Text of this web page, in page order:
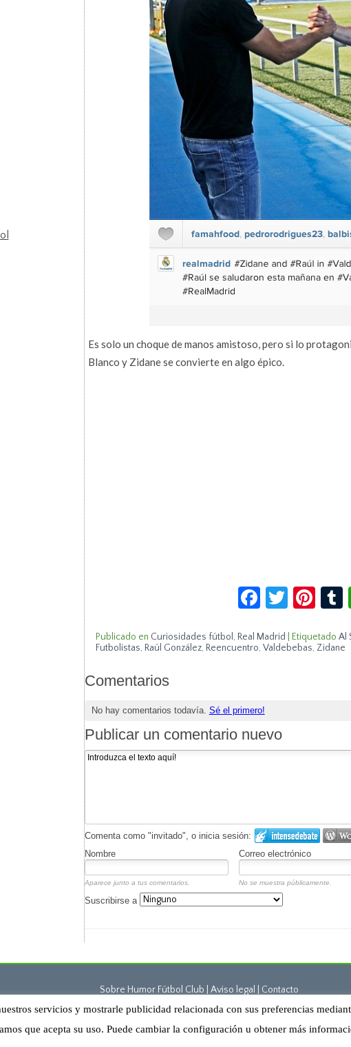
Es solo un choque de manos amistoso, pero si lo
Blanco y Zidane se convierte en algo épico.
Facebook
Publicado en Curiosidades fútbol , Real Madrid Etiquetado Al
Futbolistas, Raúl González, Reencuentro, Valdebebas, Zidane
Comentarios
No hay comentarios todavía. Sé el primero!
Publicar un comentario nuevo
Comenta como "invitado", o inicia sesión:
Nombre
Correo electrónico
Aparece junto a tus comentarios. No se muestra públicamente.
Suscribirse a
Sobre Humor Fútbol Club | Aviso legal | Contacto
Humor Fútbol Club © 2015. Todos los derechos reservados
servicios y mostrarle publicidad relacionada con sus preferencias
que acepta su uso. Puede cambiar la configuración u obtener más